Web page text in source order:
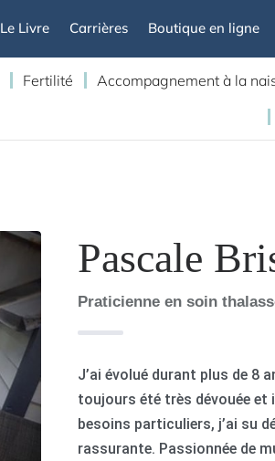
Le Livre Carrières Boutique en ligne
Fertilité Accompagnement à la
Pascale
Praticienne en soin
J’ai évolué durant plus de 8
toujours été très dévouée et
besoins particuliers, j’ai su
rassurante. Passionnée de